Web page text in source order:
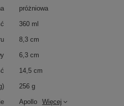
próżniowa
360 ml
8,3 cm
6,3 cm
14,5 cm
256 g
Apollo Więcej